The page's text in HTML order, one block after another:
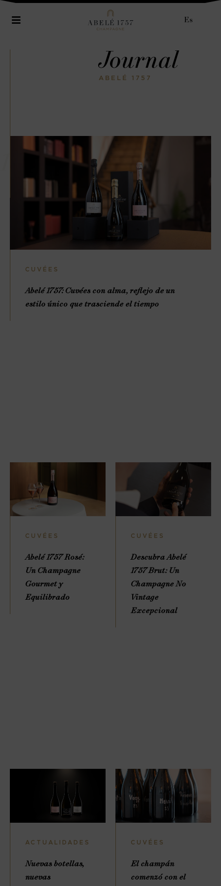
Es
Journal
ABELÉ 1757
1757
CUVÉES
Abelé 1757: Cuvées con alma, reflejo de un
estilo único que trasciende el tiempo
CUVÉES
Abelé 1757 Rosé:
Un Champagne
Gourmet y
Equilibrado
CUVÉES
Descubra Abelé
1757 Brut: Un
Champagne No
Vintage
Excepcional
ACTUALIDADES
Nuevas botellas,
nuevas
CUVÉES
El champán
comenzó con el